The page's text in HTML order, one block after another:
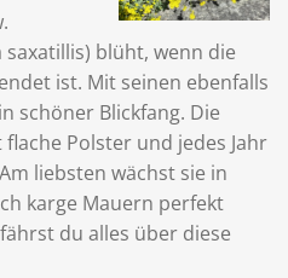
blüht, wenn die
ist. Mit seinen ebenfalls
schöner Blickfang. Die
Polster und jedes Jahr
liebsten wächst sie in
karge Mauern perfekt
du alles über diese